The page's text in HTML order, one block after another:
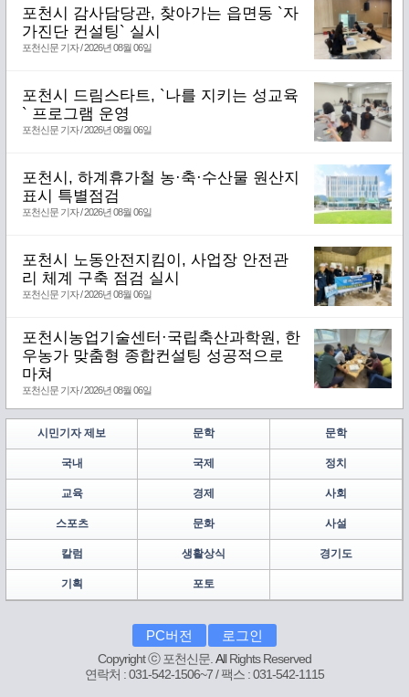
포천시 감사담당관, 찾아가는 읍면동 `자
가진단 컨설팅` 실시
포천신문 기자 / 2026년 08월 06일
포천시 드림스타트, `나를 지키는 성교육
` 프로그램 운영
포천신문 기자 / 2026년 08월 06일
포천시, 하계휴가철 농·축·수산물 원산지
표시 특별점검
포천신문 기자 / 2026년 08월 06일
포천시 노동안전지킴이, 사업장 안전관
리 체계 구축 점검 실시
포천신문 기자 / 2026년 08월 06일
포천시농업기술센터·국립축산과학원, 한
우농가 맞춤형 종합컨설팅 성공적으로
마쳐
포천신문 기자 / 2026년 08월 06일
시민기자 제보 문학 문학
국내 국제 정치
교육 경제 사회
스포츠 문화 사설
칼럼 생활상식 경기도
기획 포토
PC버전 로그인
Copyright ⓒ 포천신문. All Rights Reserved
연락처 : 031-542-1506~7 / 팩스 : 031-542-1115